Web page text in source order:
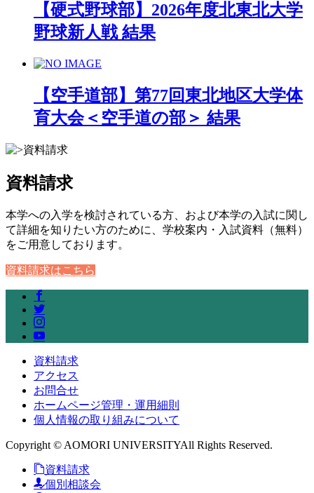
【硬式野球部】2026年度北東北大学
野球新人戦 結果
【空手道部】第77回東北地区大学体
育大会＜空手道の部＞ 結果
資料請求
本学への入学を検討されている方、および本学の入試に関し
て詳細を知りたい方のために、学校案内・入試資料（無料）
をご用意しております。
資料請求はこちら
資料請求
アクセス
お問合せ
ホームページ管理・運用細則
個人情報の取り組みについて
Copyright © AOMORI UNIVERSITYAll Rights Reserved.
資料請求
個別相談会